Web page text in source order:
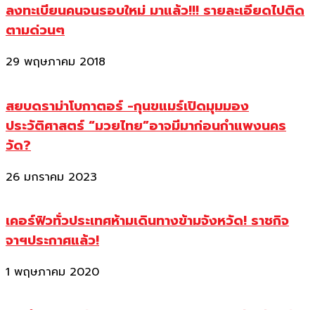
ลงทะเบียนคนจนรอบใหม่ มาแล้ว!!! รายละเอียดไปติด
ตามด่วนๆ
29 พฤษภาคม 2018
สยบดราม่าโบกาตอร์ -กุนขแมร์เปิดมุมมอง
ประวัติศาสตร์ “มวยไทย”อาจมีมาก่อนกำแพงนคร
วัด?
26 มกราคม 2023
เคอร์ฟิวทั่วประเทศห้ามเดินทางข้ามจังหวัด! ราชกิจ
จาฯประกาศแล้ว!
1 พฤษภาคม 2020